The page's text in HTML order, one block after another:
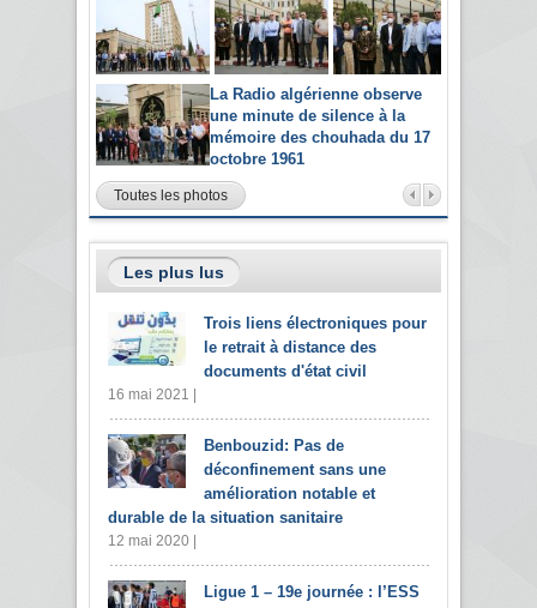
La Radio algérienne observe
une minute de silence à la
mémoire des chouhada du 17
octobre 1961
Toutes les photos
Les plus lus
Trois liens électroniques pour
le retrait à distance des
documents d'état civil
16 mai 2021 |
Benbouzid: Pas de
déconfinement sans une
amélioration notable et
durable de la situation sanitaire
12 mai 2020 |
Ligue 1 – 19e journée : l’ESS